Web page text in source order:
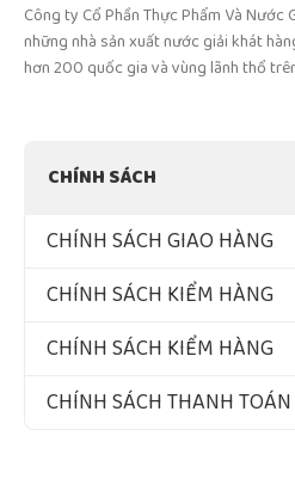
Công ty Cổ Phần Thực Phẩm Và
những nhà sản xuất nước giải khát
hơn 200 quốc gia và vùng lãnh thổ
CHÍNH SÁCH
CHÍNH SÁCH GIAO HÀNG
CHÍNH SÁCH KIỂM HÀNG
CHÍNH SÁCH KIỂM HÀNG
CHÍNH SÁCH THANH TOÁN